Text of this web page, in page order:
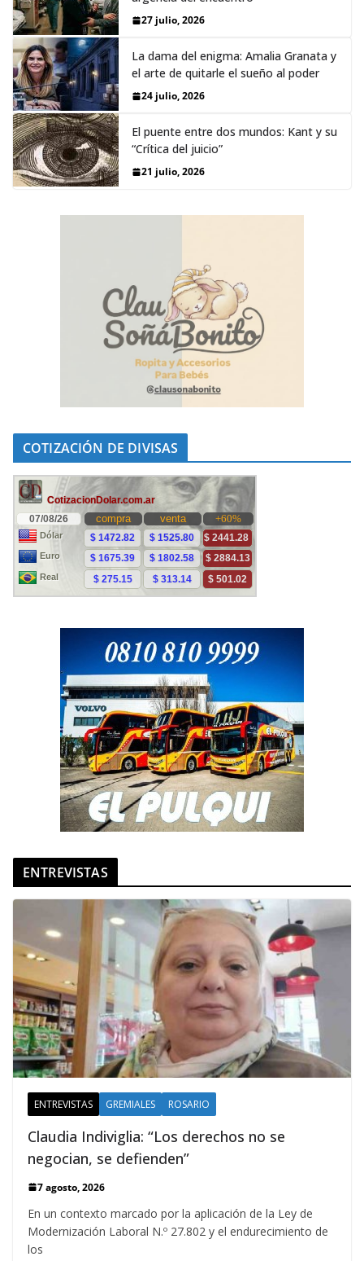
27 julio, 2026
La dama del enigma: Amalia Granata y
el arte de quitarle el sueño al poder
24 julio, 2026
El puente entre dos mundos: Kant y su
“Crítica del juicio”
21 julio, 2026
COTIZACIÓN DE DIVISAS
ENTREVISTAS
ENTREVISTAS GREMIALES ROSARIO
Claudia Indiviglia: “Los derechos no se
negocian, se defienden”
7 agosto, 2026
En un contexto marcado por la aplicación de la Ley de
Modernización Laboral N.º 27.802 y el endurecimiento de
los